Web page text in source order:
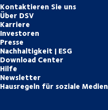
Kontaktieren Sie uns
Über DSV
Karriere
Investoren
Presse
Nachhaltigkeit | ESG
Download Center
Hilfe
Newsletter
Hausregeln für soziale Medien